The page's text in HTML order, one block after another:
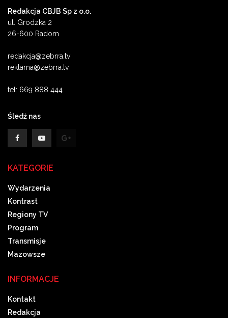
Redakcja CBJB Sp z o.o.
ul. Grodzka 2
26-600 Radom
redakcja@zebrra.tv
reklama@zebrra.tv
tel: 669 888 444
Śledź nas
KATEGORIE
Wydarzenia
Kontrast
Regiony TV
Program
Transmisje
Mazowsze
INFORMACJE
Kontakt
Redakcja